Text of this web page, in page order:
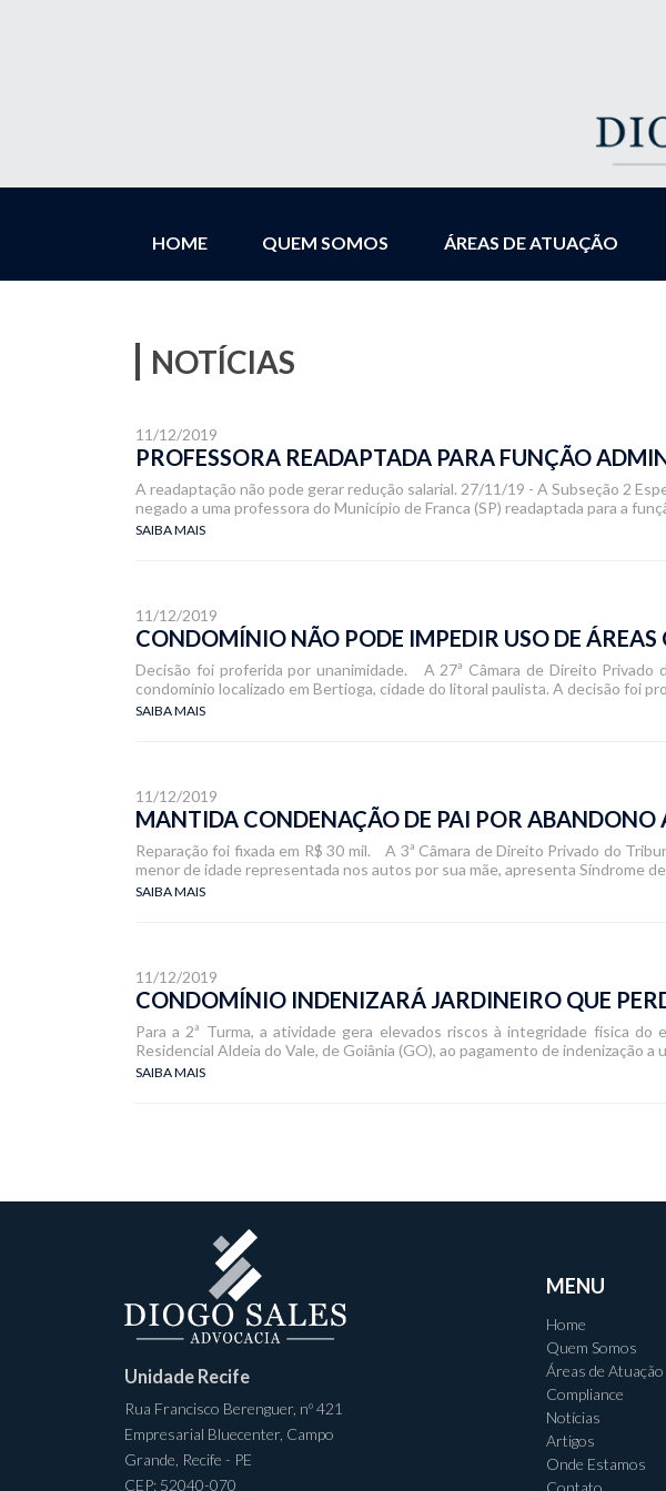
HOME QUEM SOMOS ÁREAS DE ATUAÇÃO
NOTÍCIAS
11/12/2019
PROFESSORA READAPTADA PARA FUNÇÃO
A readaptação não pode gerar redução salarial. 27/11/19 - A Subseção 2
negado a uma professora do Município de Franca (SP) readaptada para a
SAIBA MAIS
11/12/2019
CONDOMÍNIO NÃO PODE IMPEDIR USO DE
Decisão foi proferida por unanimidade. A 27ª Câmara de Direito Privado
condomínio localizado em Bertioga, cidade do litoral paulista. A decisão foi
SAIBA MAIS
11/12/2019
MANTIDA CONDENAÇÃO DE PAI POR ABANDONO
Reparação foi fixada em R$ 30 mil. A 3ª Câmara de Direito Privado do
menor de idade representada nos autos por sua mãe, apresenta Síndrome
SAIBA MAIS
11/12/2019
CONDOMÍNIO INDENIZARÁ JARDINEIRO QUE
Para a 2ª Turma, a atividade gera elevados riscos à integridade física
Residencial Aldeia do Vale, de Goiânia (GO), ao pagamento de indenização
SAIBA MAIS
Unidade Recife
Rua Francisco Berenguer, nº 421
Empresarial Bluecenter, Campo
Grande, Recife - PE
CEP: 52040-070
MENU
Home
Quem Somos
Áreas de Atuação
Compliance
Notícias
Artigos
Onde Estamos
Contato